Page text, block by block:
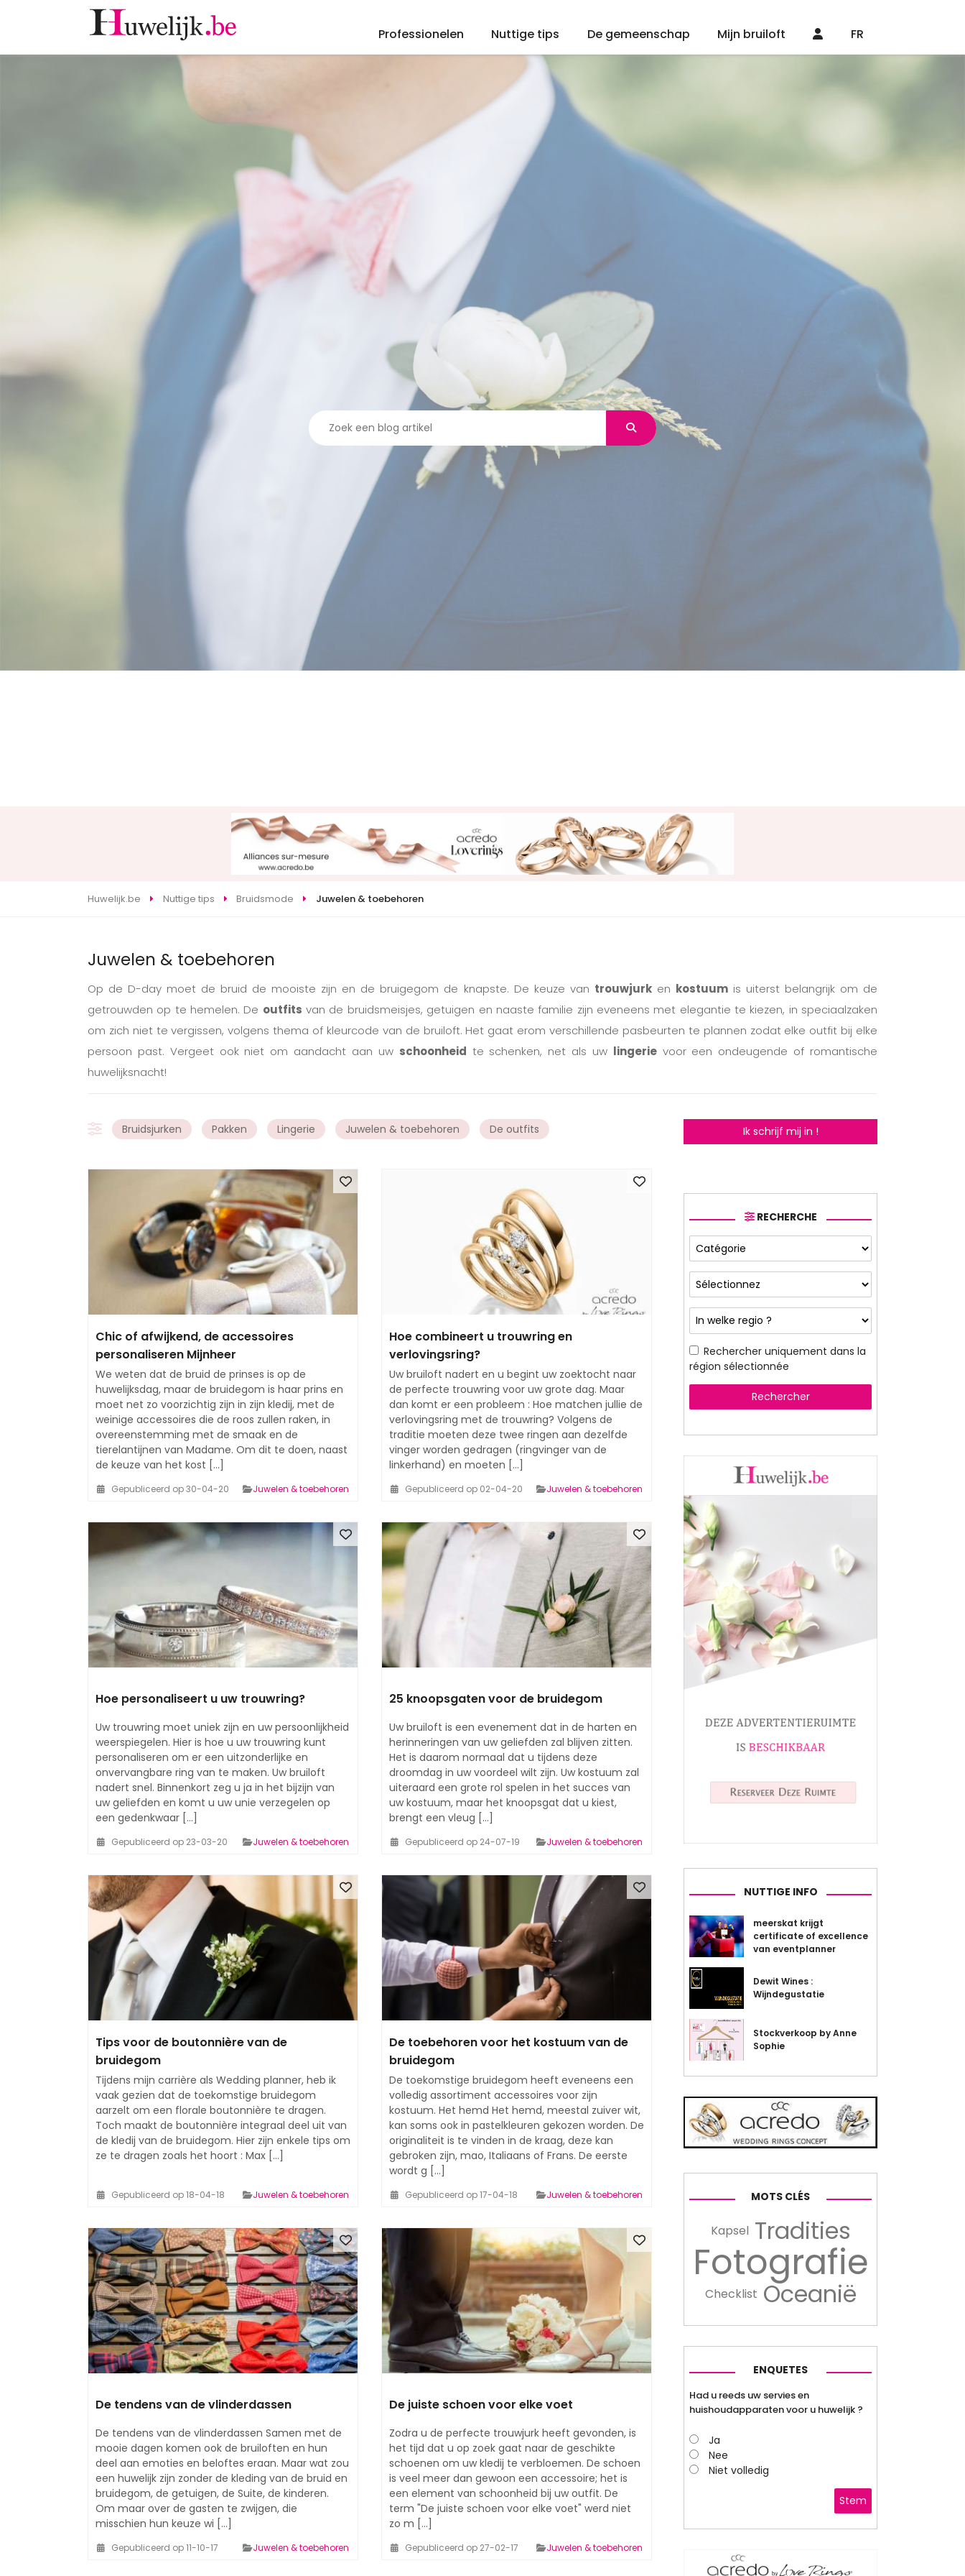
Professionelen Nuttige tips De gemeenschap Mijn bruiloft FR
Huwelijk.be Nuttige tips Bruidsmode Juwelen & toebehoren
Juwelen & toebehoren
Op de D-day moet de bruid de mooiste zijn en de bruigegom de knapste. De keuze van trouwjurken kostuumis uiterst belangrijk om de
getrouwden op te hemelen. De outfits van de bruidsmeisjes, getuigen en naaste familie zijn eveneens met elegantie te kiezen, in speciaalzaken
om zich niet te vergissen, volgens thema of kleurcode van de bruiloft. Het gaat erom verschillende pasbeurten te plannen zodat elke outfit bij elke
persoon past. Vergeet ook niet om aandacht aan uw schoonheid te schenken, net als uw lingerievoor een ondeugende of romantische
huwelijksnacht!
Bruidsjurken Pakken Lingerie Juwelen & toebehoren De outfits
Chic of afwijkend, de accessoires
personaliseren Mijnheer
We weten dat de bruid de prinses is op de
huwelijksdag, maar de bruidegom is haar prins en
moet net zo voorzichtig zijn in zijn kledij, met de
weinige accessoires die de roos zullen raken, in
overeenstemming met de smaak en de
tierelantijnen van Madame. Om dit te doen, naast
de keuze van het kost [...]
Gepubliceerd op 30-04-20 Juwelen & toebehoren
Hoe combineert u trouwring en
verlovingsring?
Uw bruiloft nadert en u begint uw zoektocht naar
de perfecte trouwring voor uw grote dag. Maar
dan komt er een probleem : Hoe matchen jullie de
verlovingsring met de trouwring? Volgens de
traditie moeten deze twee ringen aan dezelfde
vinger worden gedragen (ringvinger van de
linkerhand) en moeten [...]
Gepubliceerd op 02-04-20 Juwelen & toebehoren
Hoe personaliseert u uw trouwring?
Uw trouwring moet uniek zijn en uw persoonlijkheid
weerspiegelen. Hier is hoe u uw trouwring kunt
personaliseren om er een uitzonderlijke en
onvervangbare ring van te maken. Uw bruiloft
nadert snel. Binnenkort zeg u ja in het bijzijn van
uw geliefden en komt u uw unie verzegelen op
een gedenkwaar [...]
Gepubliceerd op 23-03-20 Juwelen & toebehoren
25 knoopsgaten voor de bruidegom
Uw bruiloft is een evenement dat in de harten en
herinneringen van uw geliefden zal blijven zitten.
Het is daarom normaal dat u tijdens deze
droomdag in uw voordeel wilt zijn. Uw kostuum zal
uiteraard een grote rol spelen in het succes van
uw kostuum, maar het knoopsgat dat u kiest,
brengt een vleug [...]
Gepubliceerd op 24-07-19 Juwelen & toebehoren
Tips voor de boutonnière van de
bruidegom
Tijdens mijn carrière als Wedding planner, heb ik
vaak gezien dat de toekomstige bruidegom
aarzelt om een florale boutonnière te dragen.
Toch maakt de boutonnière integraal deel uit van
de kledij van de bruidegom. Hier zijn enkele tips om
ze te dragen zoals het hoort : Max [...]
Gepubliceerd op 18-04-18 Juwelen & toebehoren
De toebehoren voor het kostuum van de
bruidegom
De toekomstige bruidegom heeft eveneens een
volledig assortiment accessoires voor zijn
kostuum. Het hemd Het hemd, meestal zuiver wit,
kan soms ook in pastelkleuren gekozen worden. De
originaliteit is te vinden in de kraag, deze kan
gebroken zijn, mao, Italiaans of Frans. De eerste
wordt g [...]
Gepubliceerd op 17-04-18 Juwelen & toebehoren
De tendens van de vlinderdassen
De tendens van de vlinderdassen Samen met de
mooie dagen komen ook de bruiloften en hun
deel aan emoties en beloftes eraan. Maar wat zou
een huwelijk zijn zonder de kleding van de bruid en
bruidegom, de getuigen, de Suite, de kinderen.
Om maar over de gasten te zwijgen, die
misschien hun keuze wi [...]
Gepubliceerd op 11-10-17 Juwelen & toebehoren
De juiste schoen voor elke voet
Zodra u de perfecte trouwjurk heeft gevonden, is
het tijd dat u op zoek gaat naar de geschikte
schoenen om uw kledij te verbloemen. De schoen
is veel meer dan gewoon een accessoire; het is
een element van schoonheid bij uw outfit. De
term "De juiste schoen voor elke voet" werd niet
zo m [...]
Gepubliceerd op 27-02-17 Juwelen & toebehoren
Ik schrijf mij in !
RECHERCHE
Rechercher uniquement dans la
région sélectionnée
Rechercher
NUTTIGE INFO
meerskat krijgt
certificate of excellence
van eventplanner
Dewit Wines :
Wijndegustatie
Stockverkoop by Anne
Sophie
MOTS CLÉS
Kapsel Tradities
Fotografie
Checklist Oceanië
ENQUETES
Had u reeds uw servies en
huishoudapparaten voor u huwelijk ?
Ja
Nee
Niet volledig
Stem